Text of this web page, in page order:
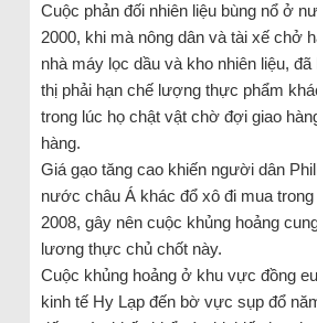
Cuộc phản đối nhiên liệu bùng nổ ở
2000, khi mà nông dân và tài xế chở
nhà máy lọc dầu và kho nhiên liệu,
thị phải hạn chế lượng thực phẩm
trong lúc họ chật vật chờ đợi giao
hàng.
Giá gạo tăng cao khiến người dân
nước châu Á khác đổ xô đi mua trong
2008, gây nên cuộc khủng hoảng
lương thực chủ chốt này.
Cuộc khủng hoảng ở khu vực đồng
kinh tế Hy Lạp đến bờ vực sụp đổ